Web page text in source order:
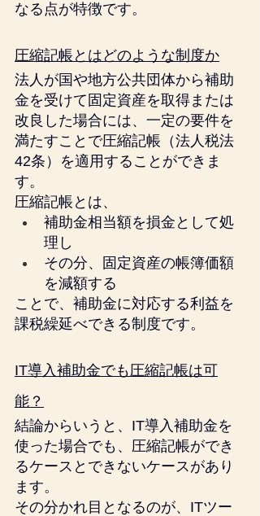
なる点が特徴です。
圧縮記帳とはどのような制度か
法人が国や地方公共団体から補助
金を受けて固定資産を取得または
改良した場合には、一定の要件を
満たすことで圧縮記帳（法人税法
42条）を適用することができま
す。
圧縮記帳とは、
補助金相当額を損金として処
理し
その分、固定資産の帳簿価額
を減額する
ことで、補助金に対応する利益を
課税繰延べできる制度です。
IT導入補助金でも圧縮記帳は可
能？
結論からいうと、IT導入補助金を
使った場合でも、圧縮記帳ができ
るケースとできないケースがあり
ます。
その分かれ目となるのが、ITツー